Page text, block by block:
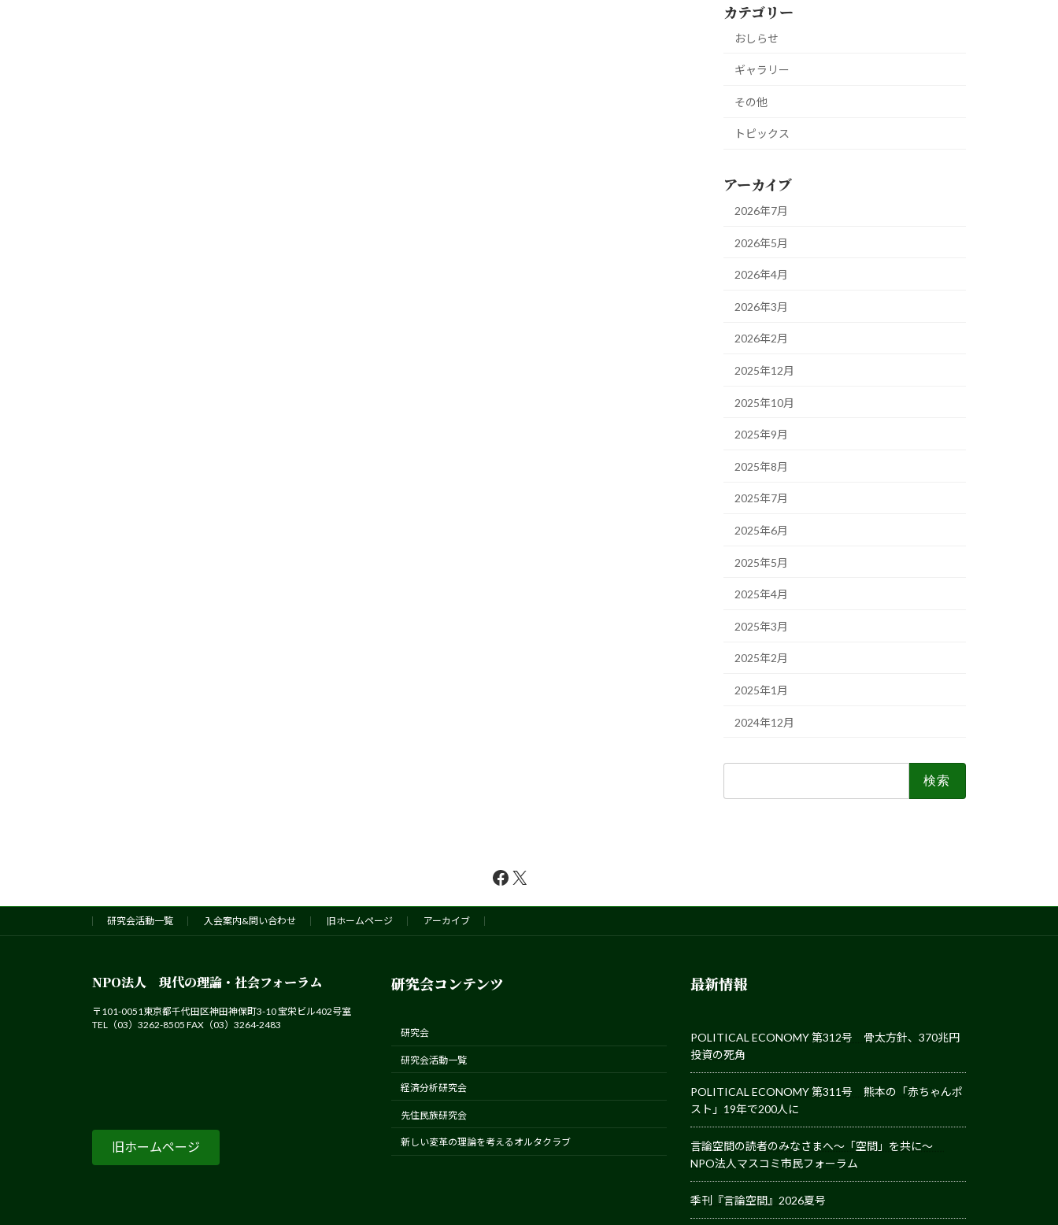
カテゴリー
おしらせ
ギャラリー
その他
トピックス
アーカイブ
2026年7月
2026年5月
2026年4月
2026年3月
2026年2月
2025年12月
2025年10月
2025年9月
2025年8月
2025年7月
2025年6月
2025年5月
2025年4月
2025年3月
2025年2月
2025年1月
2024年12月
Facebook
X
研究会活動一覧 入会案内&問い合わせ 旧ホームページ アーカイブ
NPO法人 現代の理論・社会フォーラム
〒101-0051東京都千代田区神田神保町3-10 宝栄ビル402号室
TEL（03）3262-8505 FAX（03）3264-2483
旧ホームページ
研究会コンテンツ
研究会
研究会活動一覧
経済分析研究会
先住民族研究会
新しい変革の理論を考えるオルタクラブ
最新情報
POLITICAL ECONOMY 第312号 骨太方針、370兆円
投資の死角
POLITICAL ECONOMY 第311号 熊本の「赤ちゃんポ
スト」19年で200人に
言論空間の読者のみなさまへ～「空間」を共に～
NPO法人マスコミ市民フォーラム
季刊『言論空間』2026夏号